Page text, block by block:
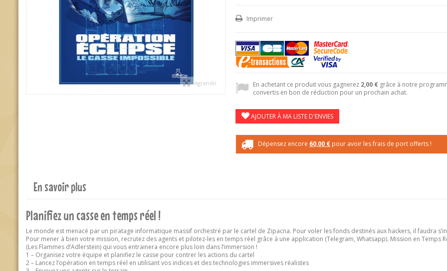
Agrandir
Imprimer
En achetant ce produit vous gagnerez 2,00 € grâce à notre
convertis en bon de réduction pour un prochain achat.
AJOUTER À MA LISTE D'ENVIES
Dépensez encore 60,00 €pour avoir les frais de port offerts !
En savoir plus
Planifiez un casse en temps réel !
Le monde est menacé par un piratage informatique massif orchestré par le cartel de Zipacna. Pour voler les fonds destinés aux hackers, il faudra
Pour mener à bien votre mission, recrutez des agents et pilotez-les en temps réel grâce à une application (Telegram, Whatsapp). Mission en Temps
(Les Flammes d’Adlerstein) qui vous entrainera encore plus loin dans l’immersion !
1 – Organisez votre équipe et planifiez le casse pour contrer les actions du cartel
2 – Lancez l’opération en temps réel en utilisant vos indices et des technologies immersives réalistes